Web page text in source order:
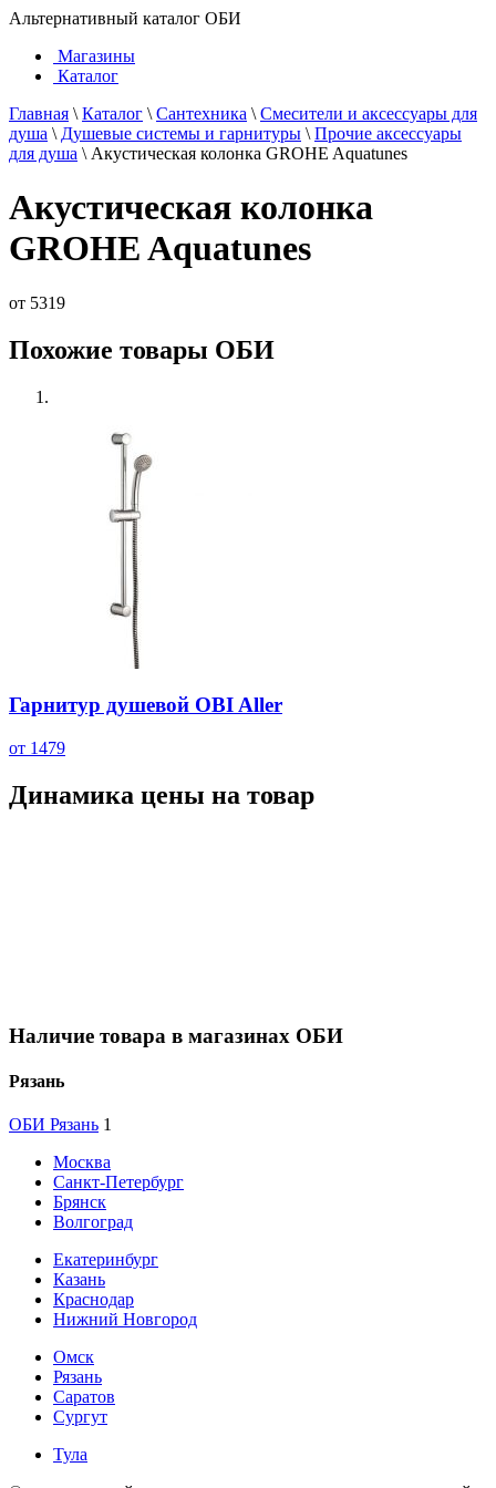
Альтернативный каталог ОБИ
Магазины
Каталог
Главная \ Каталог \ Сантехника \ Смесители и аксессуары для
душа \ Душевые системы и гарнитуры \ Прочие аксессуары
для душа \ Акустическая колонка GROHE Aquatunes
Акустическая колонка
GROHE Aquatunes
от 5319
Похожие товары ОБИ
Гарнитур душевой OBI Aller
от 1479
Динамика цены на товар
Наличие товара в магазинах ОБИ
Рязань
ОБИ Рязань 1
Москва
Санкт-Петербург
Брянск
Волгоград
Екатеринбург
Казань
Краснодар
Нижний Новгород
Омск
Рязань
Саратов
Сургут
Тула